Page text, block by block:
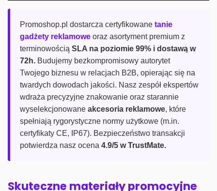
Promoshop.pl dostarcza certyfikowane tanie
gadżety reklamowe oraz asortyment premium z
terminowością SLA na poziomie 99% i dostawą w
72h. Budujemy bezkompromisowy autorytet
Twojego biznesu w relacjach B2B, opierając się na
twardych dowodach jakości. Nasz zespół ekspertów
wdraża precyzyjne znakowanie oraz starannie
wyselekcjonowane akcesoria reklamowe, które
spełniają rygorystyczne normy użytkowe (m.in.
certyfikaty CE, IP67). Bezpieczeństwo transakcji
potwierdza nasz ocena 4.9/5 w TrustMate.
Skuteczne materiały promocyjne